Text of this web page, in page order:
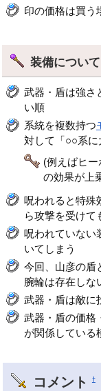
印の価格は買う
装備につい
武器・盾は強さ
い順
系統を複数持つ
対して「○○系に
(例えばヒ
の効果が上
呪われると特殊
ら攻撃を受けて
呪われていない
いてしまう
今回、山彦の盾
腕輪は存在しな
武器・盾は敵に
武器・盾の価格
が関係している
コメント †